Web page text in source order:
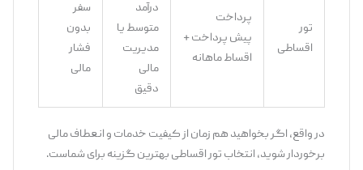
اقساطی
پرداخت
پیش ‌پرداخت +
اقساط ماهانه
متوسط یا
مدیریت
بدون
در واقع، اگر بخواهید هم ‌زمان از کیفیت خدمات و انعطاف مالی
برخوردار شوید، انتخاب تور اقساطی بهترین گزینه برای شماست.